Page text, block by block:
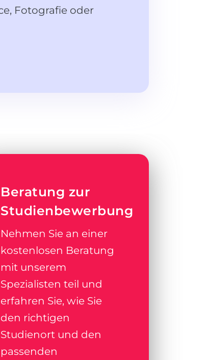
Fotografie oder
Beratung zur
Studienbewerbung
Nehmen Sie an einer
kostenlosen Beratung
mit unserem
Spezialisten teil und
erfahren Sie, wie Sie
den richtigen
Studienort und den
passenden